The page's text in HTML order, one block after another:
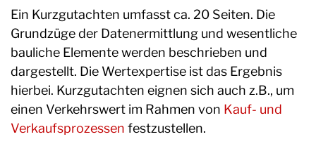
Ein Kurzgutachten umfasst ca. 20 Seiten. Die
Grundzüge der Datenermittlung und wesentliche
bauliche Elemente werden beschrieben und
dargestellt. Die Wertexpertise ist das Ergebnis
hierbei. Kurzgutachten eignen sich auch z.B., um
einen Verkehrswert im Rahmen von Kauf- und
Verkaufsprozessen festzustellen.